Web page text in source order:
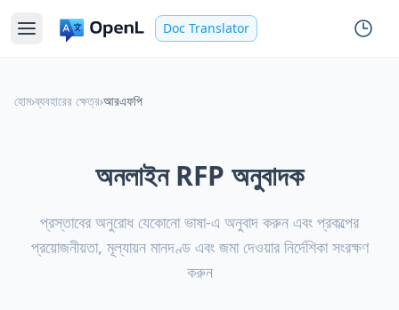
Doc Translator
হোম›ব্যবহারের ক্ষেত্র›আরএফপি
অনলাইন RFP অনুবাদক
প্রস্তাবের অনুরোধ যেকোনো ভাষা-এ অনুবাদ করুন এবং প্রকল্পের
প্রয়োজনীয়তা, মূল্যায়ন মানদণ্ড এবং জমা দেওয়ার নির্দেশিকা সংরক্ষণ
করুন